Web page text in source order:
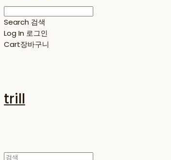
Search 검색
Log In 로그인
Cart장바구니
trill